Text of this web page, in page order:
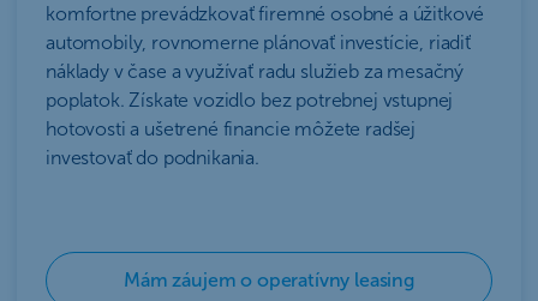
komfortne prevádzkovať firemné osobné a úžitkové
automobily, rovnomerne plánovať investície, riadiť
náklady v čase a využívať radu služieb za mesačný
poplatok. Získate vozidlo bez potrebnej vstupnej
hotovosti a ušetrené financie môžete radšej
investovať do podnikania.
Mám záujem o operatívny leasing